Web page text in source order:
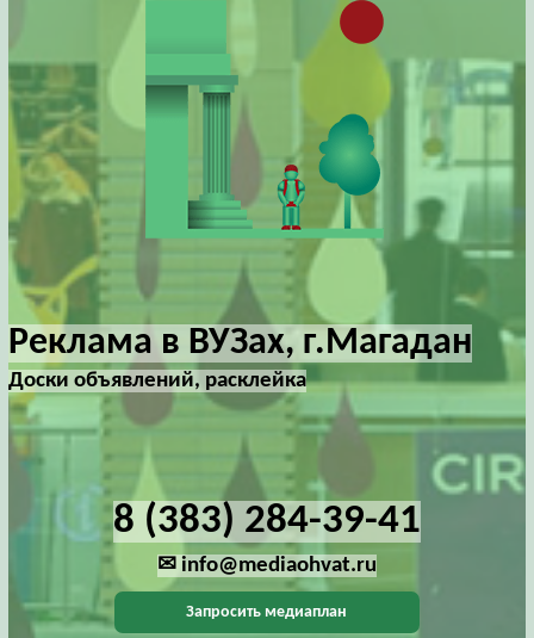
Реклама в ВУЗах, г.Магадан
Доски объявлений, расклейка
8 (383) 284-39-41
✉ info@mediaohvat.ru
Запросить медиаплан